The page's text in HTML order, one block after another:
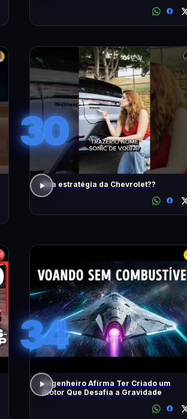
30
Boa estratégia da Chevrolet??
34
Engenheiro Afirma Ter Criado um
Motor Que Desafia a Gravidade